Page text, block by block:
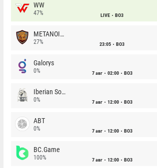
WW
47% LIVE BO3
METANOIA Wolves
27% 23:05 BO3
Galorys
0% 7 авг 02:00 BO3
Iberian Soul
0% 7 авг 12:00 BO3
ABT
0% 7 авг 12:00 BO3
BC.Game
100% 7 авг 12:00 BO3